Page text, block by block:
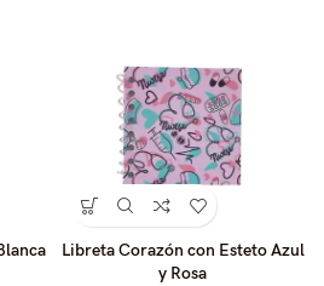
Libreta Corazón con Esteto Azul
y Rosa